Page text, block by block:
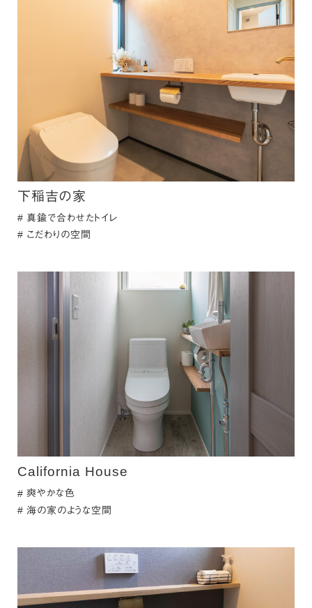
下稲吉の家
真鍮で合わせたトイレ
こだわりの空間
California House
爽やかな色
海の家のような空間